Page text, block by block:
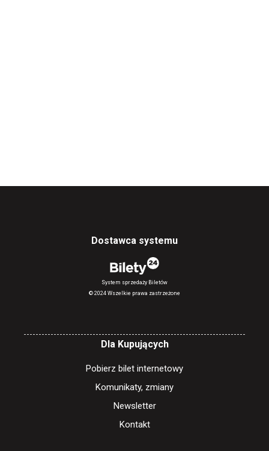
Dostawca systemu
System sprzedaży Biletów
© 2024 Wszelkie prawa zastrzeżone
Dla Kupujących
Pobierz bilet internetowy
Komunikaty, zmiany
Newsletter
Kontakt